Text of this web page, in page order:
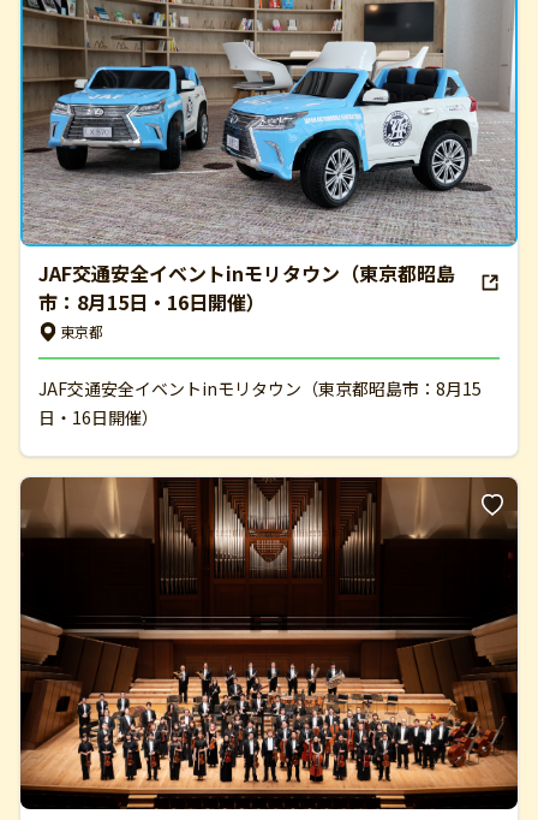
JAF交通安全イベントinモリタウン（東京都昭島
市：8月15日・16日開催）
東京都
JAF交通安全イベントinモリタウン（東京都昭島市：8月15
日・16日開催）